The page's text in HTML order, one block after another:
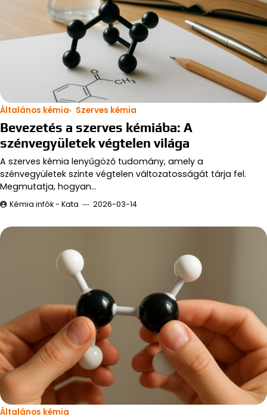
Általános kémia Szerves kémia
Bevezetés a szerves kémiába: A
szénvegyületek végtelen világa
A szerves kémia lenyűgöző tudomány, amely a
szénvegyületek szinte végtelen változatosságát tárja fel.
Megmutatja, hogyan…
Kémia infók - Kata 2026-03-14
Általános kémia